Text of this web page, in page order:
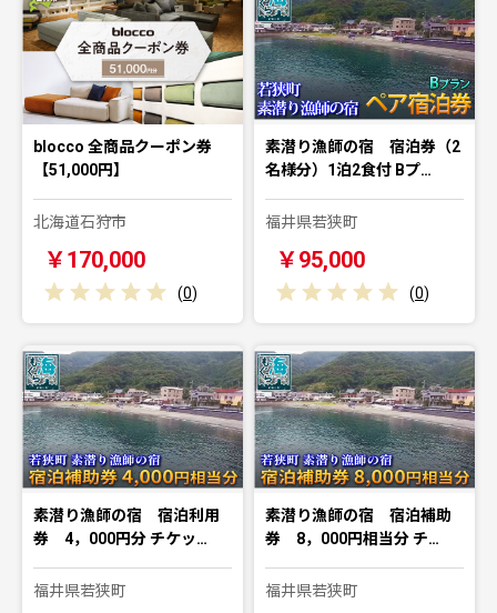
blocco 全商品クーポン券
【51,000円】
北海道石狩市
￥170,000
(0)
素潜り漁師の宿 宿泊券（2
名様分）1泊2食付 Bプ…
福井県若狭町
￥95,000
(0)
素潜り漁師の宿 宿泊利用
券 4，000円分 チケッ…
福井県若狭町
素潜り漁師の宿 宿泊補助
券 8，000円相当分 チ…
福井県若狭町